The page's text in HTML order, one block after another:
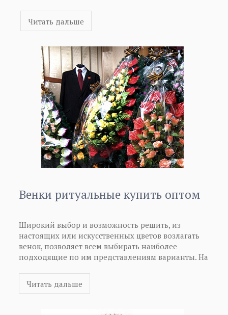
листьев и стеблей. Для ритуальных нужд более
которых формируется венок, или полные цветы для
букетов. Современные искусственные цветы
достоверно имитируют натуральные, однако они
намного дольше сохраняют вид и красоту,
олицетворяя собой живую память об усопших.
Читать дальше
Венки ритуальные купить оптом
Широкий выбор и возможность решить, из
настоящих или искусственных цветов возлагать
венок, позволяет всем выбирать наиболее
подходящие по им представлениям варианты. На
другие традиционные фразы, используемые в таких
Читать дальше